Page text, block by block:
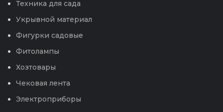
Техника для сада
Укрывной материал
Фигурки садовые
Фитолампы
Хозтовары
Чековая лента
Электроприборы